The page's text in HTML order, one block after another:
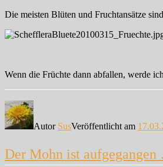
Die meisten Blüten und Fruchtansätze
Wenn die Früchte dann abfallen, werde
Autor SusVeröffentlicht am
Der Mohn ist